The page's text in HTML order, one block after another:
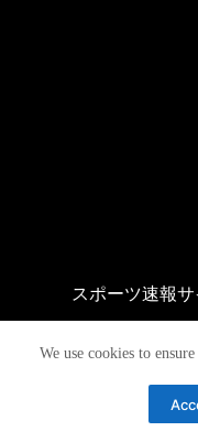
We use cookies to
スポーツ速報サ